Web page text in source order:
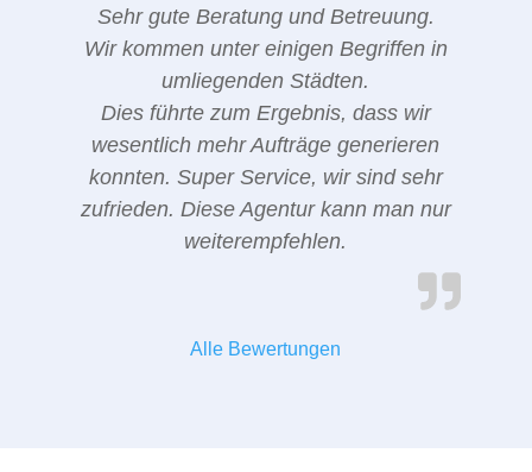
Sehr gute Beratung und Betreuung.
Wir kommen unter einigen Begriffen in
umliegenden Städten.
Dies führte zum Ergebnis, dass wir
wesentlich mehr Aufträge generieren
konnten. Super Service, wir sind sehr
zufrieden. Diese Agentur kann man nur
weiterempfehlen.
Alle Bewertungen